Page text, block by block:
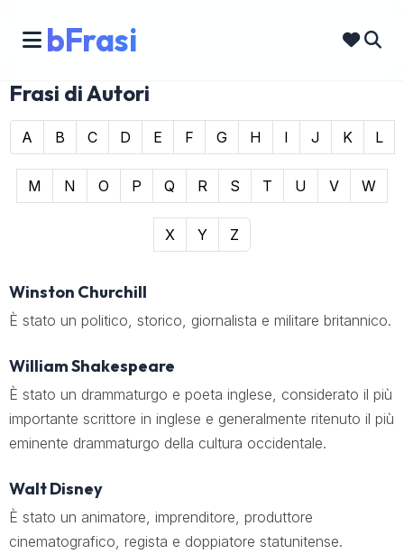
bFrasi
Frasi di Autori
A B C D E F G H I J K L
M N O P Q R S T U V W
X Y Z
Winston Churchill
È stato un politico, storico, giornalista e militare britannico.
William Shakespeare
È stato un drammaturgo e poeta inglese, considerato il più
importante scrittore in inglese e generalmente ritenuto il più
eminente drammaturgo della cultura occidentale.
Walt Disney
È stato un animatore, imprenditore, produttore
cinematografico, regista e doppiatore statunitense.